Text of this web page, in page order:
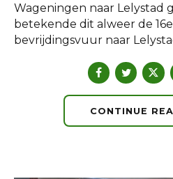
Wageningen naar Lelystad
betekende dit alweer de
bevrijdingsvuur naar
CONTINUE